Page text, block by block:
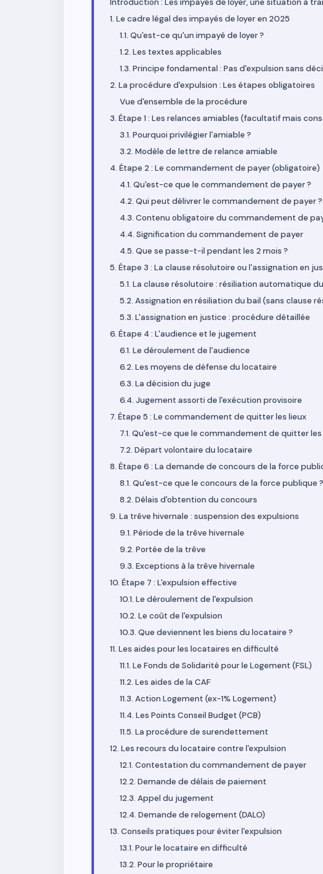
Introduction : Les impayés de loyer, une situation à
1. Le cadre légal des impayés de loyer en 2025
1.1. Qu'est-ce qu'un impayé de loyer ?
1.2. Les textes applicables
1.3. Principe fondamental : Pas d'expulsion sans
2. La procédure d'expulsion : Les étapes obligatoires
Vue d'ensemble de la procédure
3. Étape 1 : Les relances amiables (facultatif mais
3.1. Pourquoi privilégier l'amiable ?
3.2. Modèle de lettre de relance amiable
4. Étape 2 : Le commandement de payer (obligatoire)
4.1. Qu'est-ce que le commandement de payer ?
4.2. Qui peut délivrer le commandement de payer ?
4.3. Contenu obligatoire du commandement de
4.4. Signification du commandement de payer
4.5. Que se passe-t-il pendant les 2 mois ?
5. Étape 3 : La clause résolutoire ou l'assignation en
5.1. La clause résolutoire : résiliation automatique
5.2. Assignation en résiliation du bail (sans clause
5.3. L'assignation en justice : procédure détaillée
6. Étape 4 : L'audience et le jugement
6.1. Le déroulement de l'audience
6.2. Les moyens de défense du locataire
6.3. La décision du juge
6.4. Jugement assorti de l'exécution provisoire
7. Étape 5 : Le commandement de quitter les lieux
7.1. Qu'est-ce que le commandement de quitter les
7.2. Départ volontaire du locataire
8. Étape 6 : La demande de concours de la force
8.1. Qu'est-ce que le concours de la force publique ?
8.2. Délais d'obtention du concours
9. La trêve hivernale : suspension des expulsions
9.1. Période de la trêve hivernale
9.2. Portée de la trêve
9.3. Exceptions à la trêve hivernale
10. Étape 7 : L'expulsion effective
10.1. Le déroulement de l'expulsion
10.2. Le coût de l'expulsion
10.3. Que deviennent les biens du locataire ?
11. Les aides pour les locataires en difficulté
11.1. Le Fonds de Solidarité pour le Logement (FSL)
11.2. Les aides de la CAF
11.3. Action Logement (ex-1% Logement)
11.4. Les Points Conseil Budget (PCB)
11.5. La procédure de surendettement
12. Les recours du locataire contre l'expulsion
12.1. Contestation du commandement de payer
12.2. Demande de délais de paiement
12.3. Appel du jugement
12.4. Demande de relogement (DALO)
13. Conseils pratiques pour éviter l'expulsion
13.1. Pour le locataire en difficulté
13.2. Pour le propriétaire